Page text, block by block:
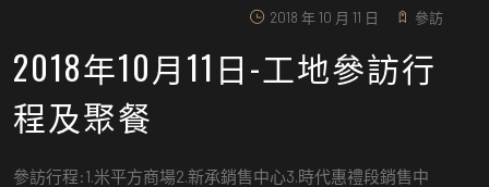
2018 年 10 月 11 日 參訪
2018年10月11日-工地參訪行
程及聚餐
參訪行程:1.米平方商場2.新承銷售中心3.時代惠禮段銷售中